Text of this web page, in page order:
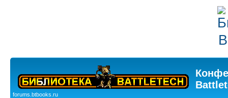
forums.btbooks.ru